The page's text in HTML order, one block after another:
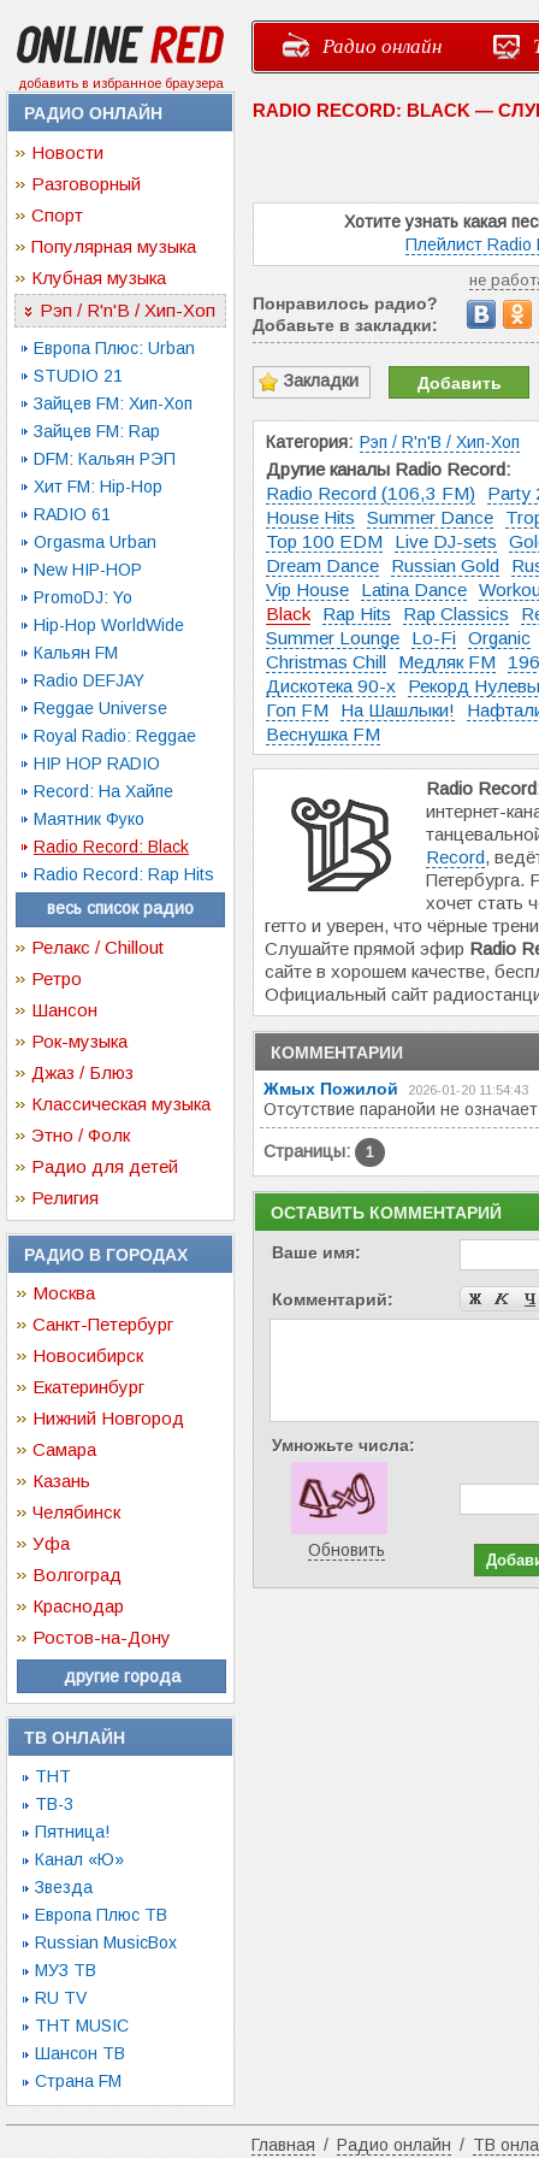
добавить в избранное браузера
Радио онлайн
РАДИО ОНЛАЙН
Новости
Разговорный
Спорт
Популярная музыка
Клубная музыка
Рэп / R'n'B / Хип-Хоп
Европа Плюс: Urban
STUDIO 21
Зайцев FM: Хип-Хоп
Зайцев FM: Rap
DFM: Кальян РЭП
Хит FM: Hip-Hop
RADIO 61
Orgasma Urban
New HIP-HOP
PromoDJ: Yo
Hip-Hop WorldWide
Кальян FM
Radio DEFJAY
Reggae Universe
Royal Radio: Reggae
HIP HOP RADIO
Record: На Хайпе
Маятник Фуко
Radio Record: Black
Radio Record: Rap Hits
весь список радио
Релакс / Chillout
Ретро
Шансон
Рок-музыка
Джаз / Блюз
Классическая музыка
Этно / Фолк
Радио для детей
Религия
РАДИО В ГОРОДАХ
Москва
Санкт-Петербург
Новосибирск
Екатеринбург
Нижний Новгород
Самара
Казань
Челябинск
Уфа
Волгоград
Краснодар
Ростов-на-Дону
другие города
ТВ ОНЛАЙН
ТНТ
ТВ-3
Пятница!
Канал «Ю»
Звезда
Европа Плюс ТВ
Russian MusicBox
МУЗ ТВ
RU TV
ТНТ MUSIC
Шансон ТВ
Страна FM
RADIO RECORD: BLACK —
Хотите узнать какая
Плейлист Radio
не
Понравилось радио?
Добавьте в закладки:
Закладки Добавить
Категория: Рэп / R'n'B / Хип-Хоп
Другие каналы Radio Record:
Radio Record (106,3 FM)
Party
House Hits
Summer Dance
Top 100 EDM
Live DJ-sets
Dream Dance
Russian Gold
Vip House
Latina Dance
Black
Rap Hits Rap Classics
Summer Lounge
Lo-Fi Organic
Christmas Chill
Медляк FM
Дискотека 90-х
Рекорд
Гоп FM
На Шашлыки!
Веснушка FM
Radio
интернет-
Record,
Петербурга.
хочет стать
гетто и уверен, что чёрные
Слушайте прямой эфир Radio
сайте в хорошем качестве,
Официальный сайт
КОММЕНТАРИИ
Жмых Пожилой
2026-01-20 11:54:43
Отсутствие паранойи не
Страницы: 1
ОСТАВИТЬ КОММЕНТАРИЙ
Ваше имя:
Комментарий:
Умножьте числа:
Обновить
Главная / Радио онлайн / ТВ